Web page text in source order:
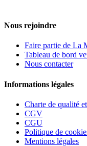
Nous rejoindre
Faire partie de La
Tableau de bord
Nous contacter
Informations légales
Charte de qualité
CGV
CGU
Politique de
Mentions légales